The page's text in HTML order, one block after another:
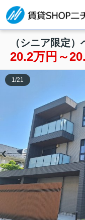
（シニア限定
20.2万円～
1 /21